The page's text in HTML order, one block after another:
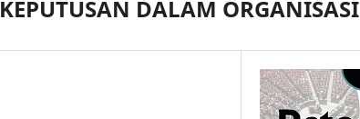
DALAM ORGANISASI